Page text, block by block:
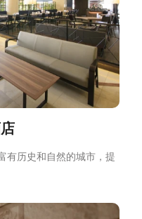
有历史和自然的城市，提